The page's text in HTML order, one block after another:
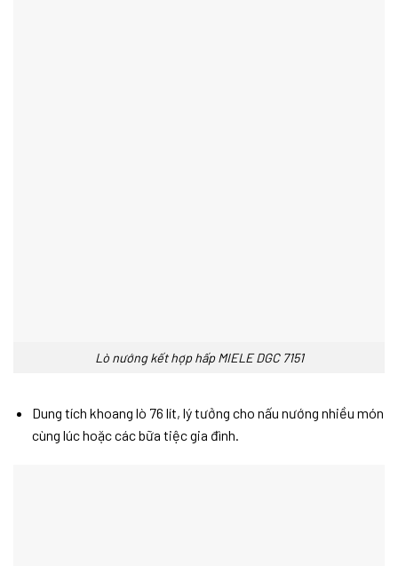
Lò nướng kết hợp hấp MIELE DGC 7151
Dung tích khoang lò 76 lít, lý tưởng cho nấu nướng nhiều món
cùng lúc hoặc các bữa tiệc gia đình.